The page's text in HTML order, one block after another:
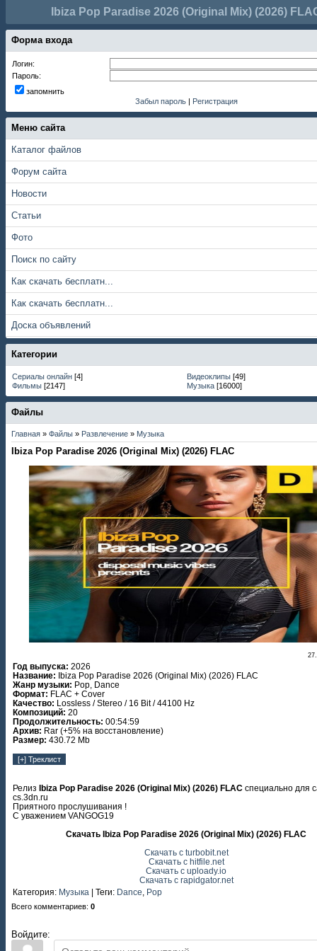
Ibiza Pop Paradise 2026 (Original Mix) (2026)
Форма входа
Логин:
Пароль:
запомнить
Забыл пароль | Регистрация
Меню сайта
Каталог файлов
Форум сайта
Новости
Статьи
Фото
Поиск по сайту
Как скачать бесплатн...
Как скачать бесплатн...
Доска объявлений
Категории
Сериалы онлайн [4] Видеоклипы [49]
Фильмы [2147] Музыка [16000]
Файлы
Главная » Файлы » Развлечение » Музыка
Ibiza Pop Paradise 2026 (Original Mix) (2026) FLAC
Год выпуска: 2026
Название: Ibiza Pop Paradise 2026 (Original Mix) (2026) FLAC
Жанр музыки: Pop, Dance
Формат: FLAC + Cover
Качество: Lossless / Stereo / 16 Bit / 44100 Hz
Композиций: 20
Продолжительность: 00:54:59
Архив: Rar (+5% на восстановление)
Размер: 430.72 Mb
Релиз Ibiza Pop Paradise 2026 (Original Mix) (2026) FLAC специально для
cs.3dn.ru
Приятного прослушивания !
С уважением VANGOG19
Скачать Ibiza Pop Paradise 2026 (Original Mix) (2026) FLAC
Скачать с turbobit.net
Скачать с hitfile.net
Скачать с uploady.io
Скачать с rapidgator.net
Категория: Музыка | Теги: Dance Pop
Всего комментариев: 0
Войдите: